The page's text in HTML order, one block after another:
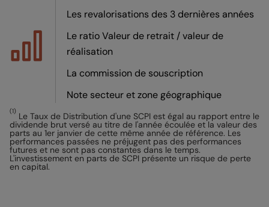
Les revalorisations des 3 dernières années
Le ratio Valeur de retrait / valeur de
réalisation
La commission de souscription
Note secteur et zone géographique
(1) Le Taux de Distribution d'une SCPI est égal au rapport entre le
dividende brut versé au titre de l'année écoulée et la valeur des
parts au 1er janvier de cette même année de référence. Les
performances passées ne préjugent pas des performances
futures et ne sont pas constantes dans le temps.
L'investissement en parts de SCPI présente un risque de perte
en capital.